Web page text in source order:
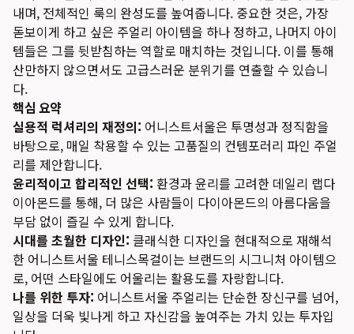
내며, 전체적인 룩의 완성도를 높여줍니다. 중요한 것은, 가장
돋보이게 하고 싶은 주얼리 아이템을 하나 정하고, 나머지 아이
템들은 그를 뒷받침하는 역할로 매치하는 것입니다. 이를 통해
산만하지 않으면서도 고급스러운 분위기를 연출할 수 있습니
다.
핵심 요약
실용적 럭셔리의 재정의: 어니스트서울은 투명성과 정직함을
바탕으로, 매일 착용할 수 있는 고품질의 컨템포러리 파인 주얼
리를 제안합니다.
윤리적이고 합리적인 선택: 환경과 윤리를 고려한 데일리 랩다
이아몬드를 통해, 더 많은 사람들이 다이아몬드의 아름다움을
부담 없이 즐길 수 있게 합니다.
시대를 초월한 디자인: 클래식한 디자인을 현대적으로 재해석
한 어니스트서울 테니스목걸이는 브랜드의 시그니처 아이템으
로, 어떤 스타일에도 어울리는 활용도를 자랑합니다.
나를 위한 투자: 어니스트서울 주얼리는 단순한 장신구를 넘어,
일상을 더욱 빛나게 하고 자신감을 높여주는 가치 있는 투자입